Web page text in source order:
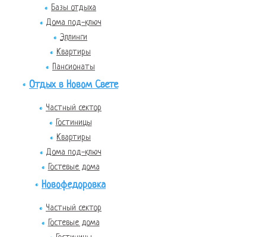
Базы отдыха
Дома под-ключ
Эллинги
Квартиры
Пансионаты
Отдых в Новом Свете
Частный сектор
Гостиницы
Квартиры
Дома под-ключ
Гостевые дома
Новофедоровка
Частный сектор
Гостевые дома